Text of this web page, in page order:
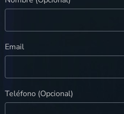
Email
Teléfono (Opcional)